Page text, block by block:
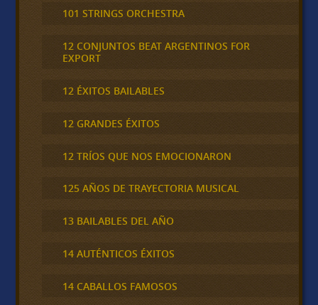
101 STRINGS ORCHESTRA
12 CONJUNTOS BEAT ARGENTINOS FOR
EXPORT
12 ÉXITOS BAILABLES
12 GRANDES ÉXITOS
12 TRÍOS QUE NOS EMOCIONARON
125 AÑOS DE TRAYECTORIA MUSICAL
13 BAILABLES DEL AÑO
14 AUTÉNTICOS ÉXITOS
14 CABALLOS FAMOSOS